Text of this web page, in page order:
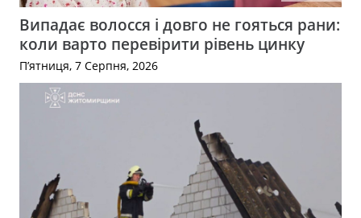
Випадає волосся і довго не гояться рани:
коли варто перевірити рівень цинку
П’ятниця, 7 Серпня, 2026